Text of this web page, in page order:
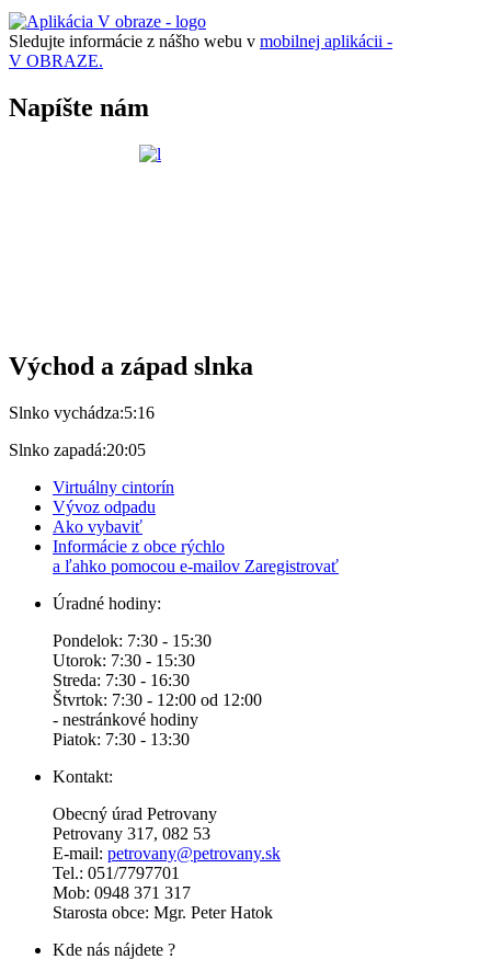
Sledujte informácie z nášho webu v mobilnej aplikácii -
V OBRAZE.
Napíšte nám
Východ a západ slnka
Slnko vychádza:5:16
Slnko zapadá:20:05
Virtuálny cintorín
Vývoz odpadu
Ako vybaviť
Informácie z obce rýchlo
a ľahko pomocou e-mailov Zaregistrovať
Úradné hodiny:
Pondelok: 7:30 - 15:30
Utorok: 7:30 - 15:30
Streda: 7:30 - 16:30
Štvrtok: 7:30 - 12:00 od 12:00
- nestránkové hodiny
Piatok: 7:30 - 13:30
Kontakt:
Obecný úrad Petrovany
Petrovany 317, 082 53
E-mail: petrovany@petrovany.sk
Tel.: 051/7797701
Mob: 0948 371 317
Starosta obce: Mgr. Peter Hatok
Kde nás nájdete ?